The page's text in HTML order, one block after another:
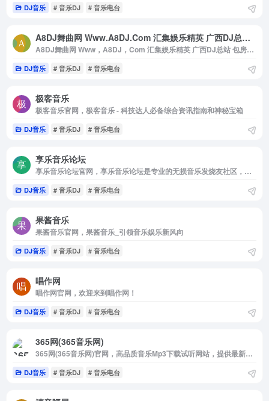
DJ音乐 # 音乐DJ # 音乐电台
A8DJ舞曲网 Www.A8DJ.Com 汇集娱乐精英 广西DJ总站 包房精品DJ舞曲汇聚平台
A8DJ舞曲网 Www，A8DJ，Com 汇集娱乐精英 广西DJ总站 包房精品DJ舞曲汇聚平台官网，A8DJ舞曲网以东南亚DJ为核心，提供最新包房DJ音乐，每天更新快人一步，专业DJ团队精心制作好听的串烧，打造车载DJ舞曲，为DJ工作者收录国外DJ舞曲，提供高音质在线试听及MP3免费下载，全方位满足DJ工作者及音乐爱好者的需求。
DJ音乐 # 音乐DJ # 音乐电台
极客音乐
极客音乐官网，极客音乐 - 科技达人必备综合资讯指南和神秘宝箱
DJ音乐 # 音乐DJ # 音乐电台
享乐音乐论坛
享乐音乐论坛官网，享乐音乐论坛是专业的无损音乐发烧友社区，免费提供高品质无损音乐下载的网站，更是无损音乐发烧友的乐园，拥有的无损音乐下载格式包含各种类型：FLAC，APE，WAV，DSD，DTS，APE，AAC，还有车载音乐下载，古典音乐下载，hires音乐下载，dsd音乐下载，是一个名不虚传的无损音乐下载网站，海量高品质免费无损音乐打包下载天堂。
DJ音乐 # 音乐DJ # 音乐电台
果酱音乐
果酱音乐官网，果酱音乐_引领音乐娱乐新风向
DJ音乐 # 音乐DJ # 音乐电台
唱作网
唱作网官网，欢迎来到唱作网！
DJ音乐 # 音乐DJ # 音乐电台
365网(365音乐网)
365网(365音乐网)官网，高品质音乐Mp3下载试听网站，提供最新最好听的流行歌曲，网络歌曲，以及权威，全面的歌曲排行榜。
DJ音乐 # 音乐DJ # 音乐电台